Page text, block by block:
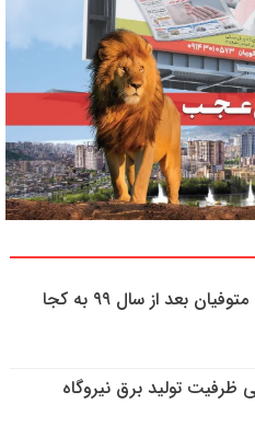
انتقال سهام عدالت متوفیان بعد از سال ۹۹ به کجا
مگاواتی ظرفیت تولید برق نیروگاه